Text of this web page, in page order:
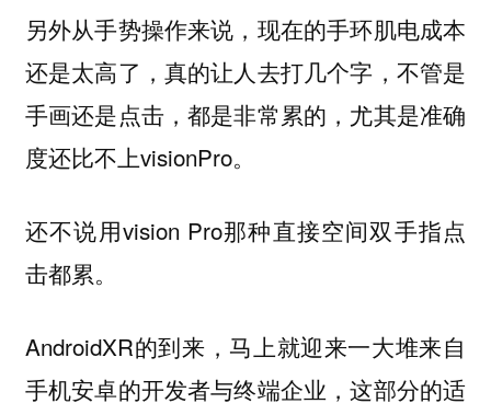
另外从手势操作来说，现在的手环肌电成本
还是太高了，真的让人去打几个字，不管是
手画还是点击，都是非常累的，尤其是准确
度还比不上visionPro。
还不说用vision Pro那种直接空间双手指点
击都累。
AndroidXR的到来，马上就迎来一大堆来自
手机安卓的开发者与终端企业，这部分的适